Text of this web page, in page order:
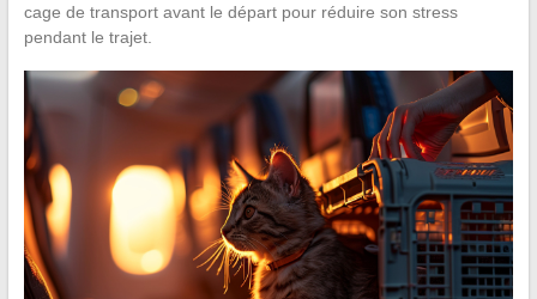
cage de transport avant le départ pour réduire son stress
pendant le trajet.